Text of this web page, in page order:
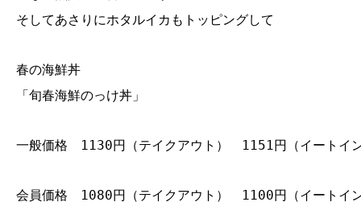
そしてあさりにホタルイカもトッピングして
春の海鮮丼
「旬春海鮮のっけ丼」
一般価格 1130円（テイクアウト） 1151円（イートイ
会員価格 1080円（テイクアウト） 1100円（イートイ